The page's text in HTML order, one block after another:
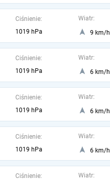
Ciśnienie:
1019 hPa
Wiatr:
9 km/h
Ciśnienie:
1019 hPa
Wiatr:
6 km/h
Ciśnienie:
1019 hPa
Wiatr:
6 km/h
Ciśnienie:
1019 hPa
Wiatr:
6 km/h
Ciśnienie:
Wiatr: